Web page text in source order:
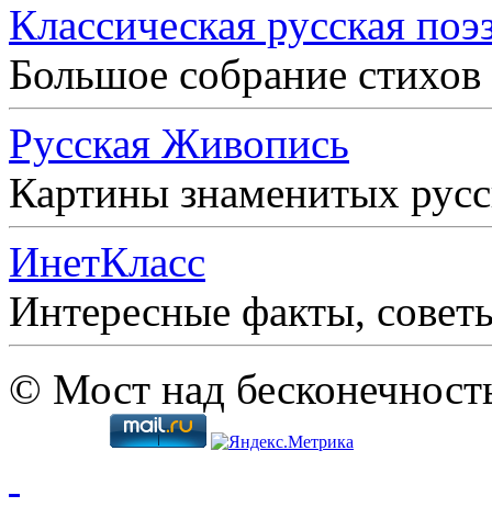
Классическая русская
Большое собрание
Русская Живопись
Картины знаменитых
ИнетКласс
Интересные факты,
© Мост над